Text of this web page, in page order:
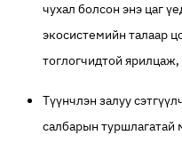
чухал болсон энэ цаг
экосистемийн талаар
тоглогчидтой
Түүнчлэн залуу
салбарын туршлагатай